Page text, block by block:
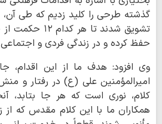
گذشته طرحی را کلید زدیم که طی آن،
تشویق شدند تا
حفظ کرده و در زندگی فردی و اجتماعی
وی افزود: هدف ما از این اقدام،
امیرالمؤمنین علی (ع) در رفتار و
کلام، نوری است که هر جا بتابد،
همکاران ما با این کلام مقدس که